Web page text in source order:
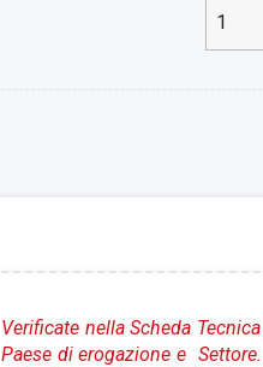
Verificate nella Scheda
Paese di erogazione e Settore.